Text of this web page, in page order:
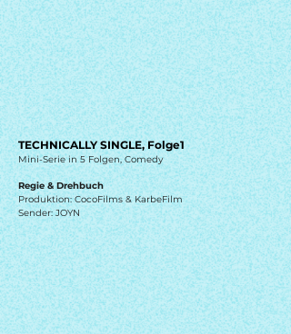
TECHNICALLY SINGLE, Folge1
Mini-Serie in 5 Folgen, Comedy
Regie & Drehbuch
Produktion: CocoFilms & KarbeFilm
Sender: JOYN